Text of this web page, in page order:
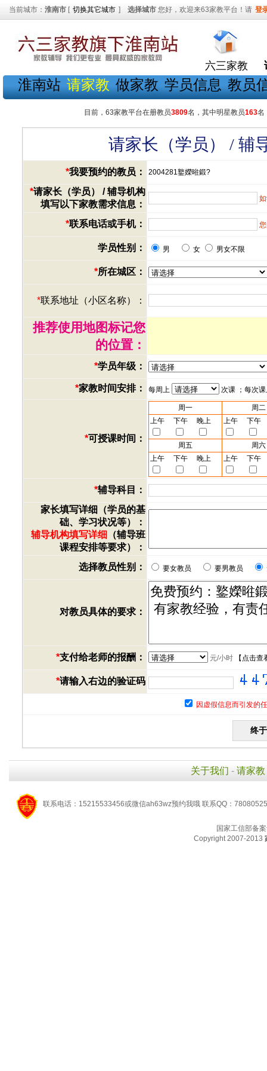
当前城市： 淮南市 [ 切换其它城市 ] 选择城市 您好，欢迎来63家教平台！请 登
六三家教
淮南站 请家教 做家教 学员信息 教员
目前，63家教平台在册教员3809名，其中明星教员163名
请家长（学员） / 辅
*我要预约的教员： 2004281鐜嬫暀鍛?
*请家长（学员） / 辅导机构
填写以下家教需求信息：
*联系电话或手机：
学员性别： 男 女 男女不限
*所在城区：
*联系地址（小区名称）：
推荐使用地图标记您
的位置：
*学员年级：
*家教时间安排： 每周上 次课 ；每次
*可授课时间：
周一
周二
上午
下午 晚上 上午 下午
周五
周六
上午
下午 晚上 上午 下午
*辅导科目：
家长填写详细（学员的基
础、学习状况等）：
辅导机构填写详细 （辅导班
课程安排等要求）：
选择教员性别：
要女教员 要男教员
对教员具体的要求：
*支付给老师的报酬： 元/小时【 点击查
*请输入右边的验证码
因虚假信息而引发的
关于我们 - 请家教
联系电话：15215533456或微信ah63wz预约我哦 联系QQ：
国家工信部备
Copyright 2007-2013